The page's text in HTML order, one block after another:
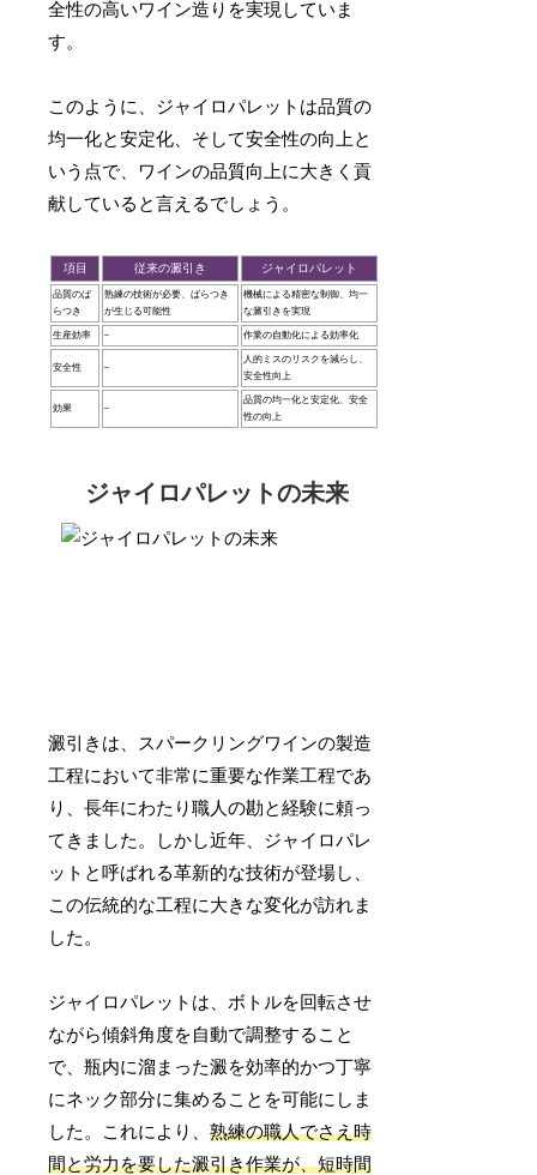
全性の高いワイン造りを実現していま
す。
このように、ジャイロパレットは品質の
均一化と安定化、そして安全性の向上と
いう点で、ワインの品質向上に大きく貢
献していると言えるでしょう。
項目 従来の澱引き ジャイロパレット
品質のば
らつき
熟練の技術が必要、ばらつき
が生じる可能性
機械による精密な制御、均一
な澱引きを実現
生産効率 – 作業の自動化による効率化
安全性 –
人的ミスのリスクを減らし、
安全性向上
効果 –
品質の均一化と安定化、安全
性の向上
ジャイロパレットの未来
澱引きは、スパークリングワインの製造
工程において非常に重要な作業工程であ
り、長年にわたり職人の勘と経験に頼っ
てきました。しかし近年、ジャイロパレ
ットと呼ばれる革新的な技術が登場し、
この伝統的な工程に大きな変化が訪れま
した。
ジャイロパレットは、ボトルを回転させ
ながら傾斜角度を自動で調整すること
で、瓶内に溜まった澱を効率的かつ丁寧
にネック部分に集めることを可能にしま
した。これにより、熟練の職人でさえ時
間と労力を要した澱引き作業が、短時間